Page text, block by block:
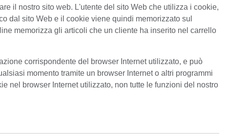
il nostro sito web. L'utente del sito Web che utilizza i cookie,
dal sito Web e il cookie viene quindi memorizzato sul
memorizza gli articoli che un cliente ha inserito nel carrello
corrispondente del browser Internet utilizzato, e può
momento tramite un browser Internet o altri programmi
nel browser Internet utilizzato, non tutte le funzioni del nostro